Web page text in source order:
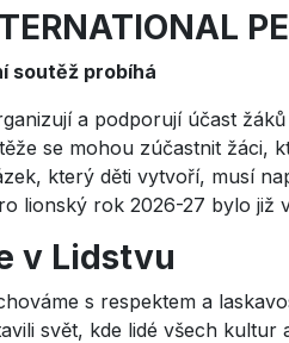
soutěž probíhá
a podporují účast
se mohou zúčastnit žáci,
který děti vytvoří, musí
lionský rok 2026-27 bylo již
v Lidstvu
s respektem a
svět, kde lidé všech